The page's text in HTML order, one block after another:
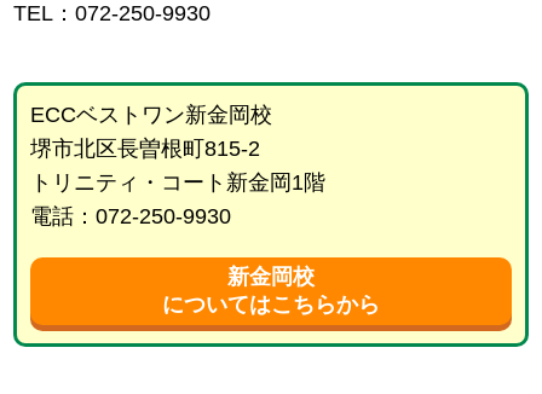
TEL：072-250-9930
ECCベストワン新金岡校
堺市北区長曽根町815-2
トリニティ・コート新金岡1階
電話：072-250-9930
新金岡校
についてはこちらから